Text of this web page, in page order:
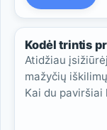
Kodėl trintis
Atidžiau
mažyčių
Kai du paviršiai